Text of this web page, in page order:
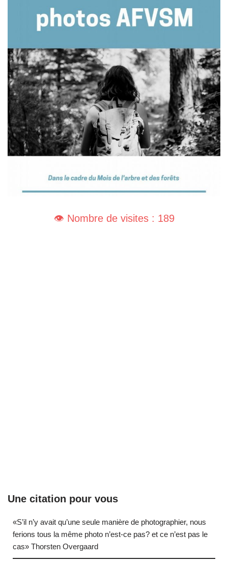
👁️ Nombre de visites : 189
Une citation pour vous
«S’il n’y avait qu’une seule manière de photographier, nous
ferions tous la même photo n’est-ce pas? et ce n’est pas le
cas» Thorsten Overgaard